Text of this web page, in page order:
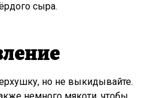
сыра.
но не выкидывайте.